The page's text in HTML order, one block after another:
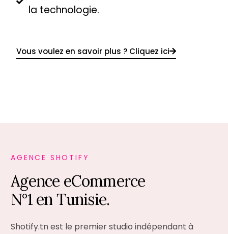
la technologie.
Vous voulez en savoir plus ? Cliquez ici
AGENCE SHOTIFY
Agence eCommerce
N°1 en Tunisie.
Shotify.tn est le premier studio indépendant à